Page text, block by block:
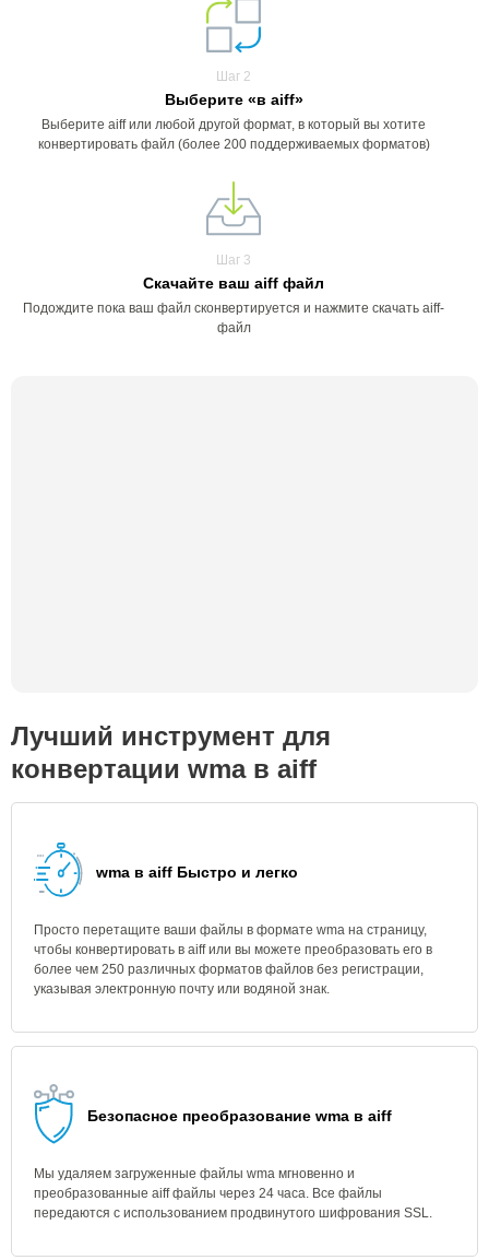
Шаг 2
Выберите «в aiff»
Выберите aiff или любой другой формат, в который вы хотите
конвертировать файл (более 200 поддерживаемых форматов)
Шаг 3
Скачайте ваш aiff файл
Подождите пока ваш файл сконвертируется и нажмите скачать aiff-
файл
Лучший инструмент для
конвертации wma в aiff
wma в aiff Быстро и легко
Просто перетащите ваши файлы в формате wma на страницу,
чтобы конвертировать в aiff или вы можете преобразовать его в
более чем 250 различных форматов файлов без регистрации,
указывая электронную почту или водяной знак.
Безопасное преобразование wma в aiff
Мы удаляем загруженные файлы wma мгновенно и
преобразованные aiff файлы через 24 часа. Все файлы
передаются с использованием продвинутого шифрования SSL.